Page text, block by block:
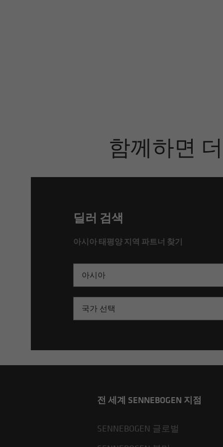
함께하면
딜러 검색
아시아 태평양 지역 파트너 찾기
아시아
국가 선택
전 세계 SENNEBOGEN 지점
SENNEBOGEN 글로벌